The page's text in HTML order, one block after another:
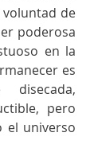
voluntad de
poderosa
en la
es
pero
el universo